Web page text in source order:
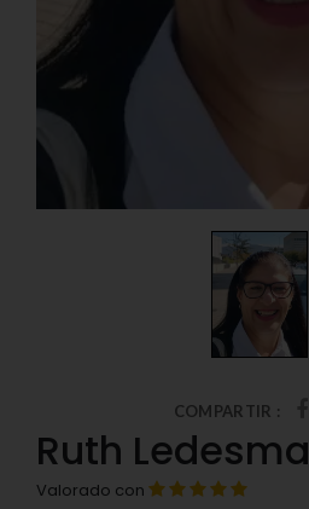
COMPARTIR :
Ruth Ledesma
Valorado con